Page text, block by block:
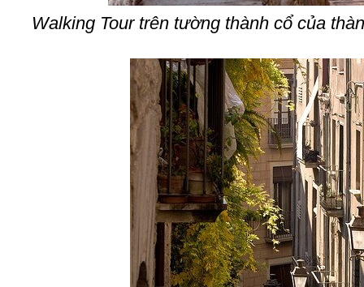
Walking Tour trên tường thành cổ của